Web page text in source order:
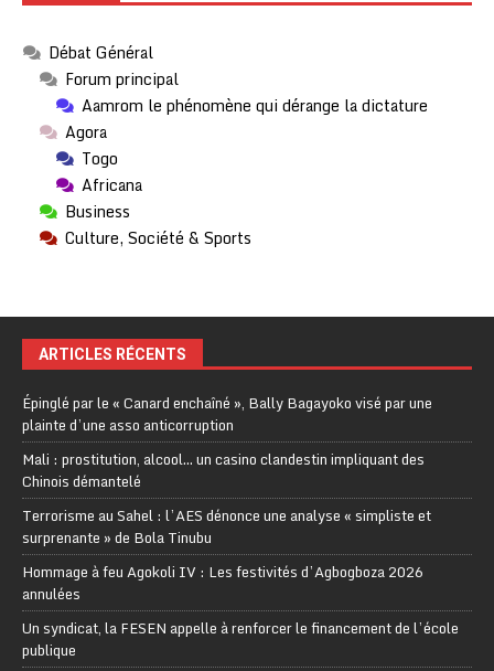
Débat Général
Forum principal
Aamrom le phénomène qui dérange la dictature
Agora
Togo
Africana
Business
Culture, Société & Sports
ARTICLES RÉCENTS
Épinglé par le « Canard enchaîné », Bally Bagayoko visé par une
plainte d’une asso anticorruption
Mali : prostitution, alcool… un casino clandestin impliquant des
Chinois démantelé
Terrorisme au Sahel : l’AES dénonce une analyse « simpliste et
surprenante » de Bola Tinubu
Hommage à feu Agokoli IV : Les festivités d’Agbogboza 2026
annulées
Un syndicat, la FESEN appelle à renforcer le financement de l’école
publique